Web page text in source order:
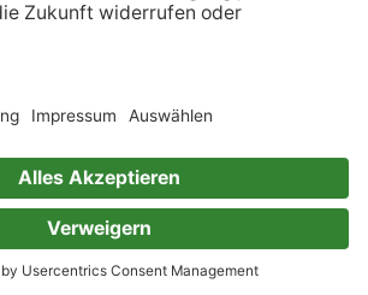
ein gutes Buch